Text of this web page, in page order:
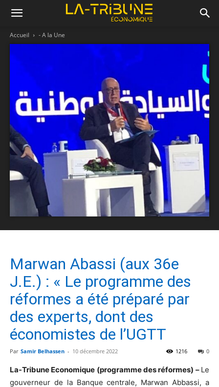
Accueil - A la Une
Marwan Abassi (aux 36e
J.E.) : « Le programme des
réformes a été préparé par
des experts, dont des
économistes de l’UGTT
Par Samir Belhassen - 10 décembre 2022 0
1216
La-Tribune Economique (programme des réformes) – Le
gouverneur de la Banque centrale, Marwan Abbassi, a